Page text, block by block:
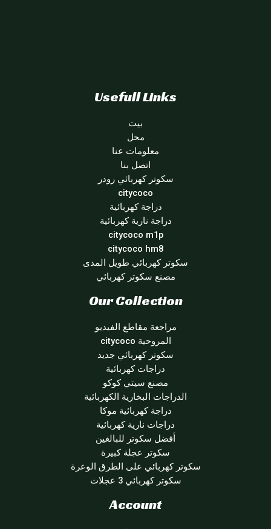
Usefull Links
بيت
محل
معلومات عنا
اتصل بنا
سكوتر كهربائي رودر
citycoco
دراجة كهربائية
دراجة نارية كهربائية
citycoco m1p
citycoco hm8
سكوتر كهربائي طويل المدى
مصنع سكوتر كهربائي
Our Collection
مراجعة مقاطع الفيديو
المروحية citycoco
سكوتر كهربائي جديد
دراجات كهربائية
مصنع سيتي كوكو
الدراجات البخارية الكهربائية
دراجة كهربائية موكا
دراجات نارية كهربائية
أفضل سكوتر للبالغين
سكوتر عجلة كبيرة
سكوتر كهربائي على الطرق الوعرة
سكوتر كهربائي 3 عجلات
Account